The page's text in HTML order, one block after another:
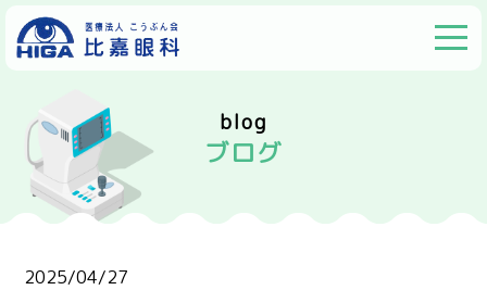
blog
ブログ
2025/04/27